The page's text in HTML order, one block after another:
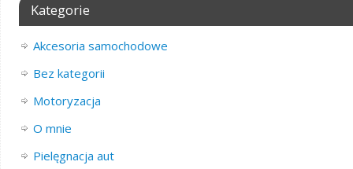
Kategorie
Akcesoria samochodowe
Bez kategorii
Motoryzacja
O mnie
Pielęgnacja aut